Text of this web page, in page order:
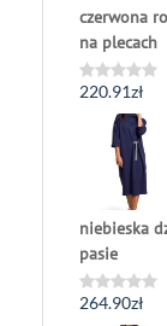
czerwona
na plecach
Oceniono
220.91zł
niebieska
pasie
Oceniono
264.90zł